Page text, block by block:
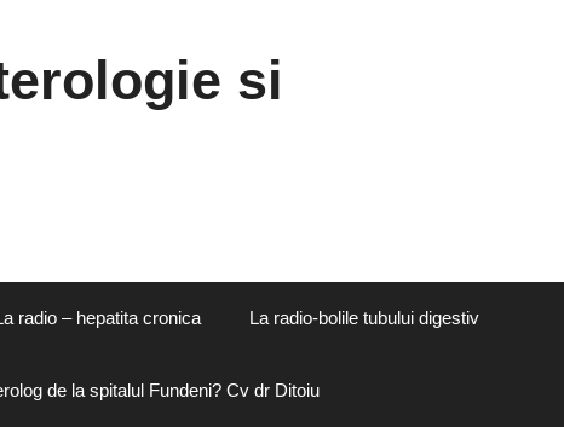
si
radio – hepatita cronica La radio-bolile tubului digestiv
de la spitalul Fundeni? Cv dr Ditoiu